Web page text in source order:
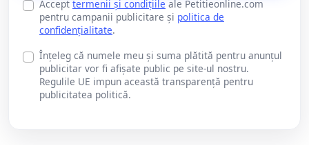
Accept termenii și condițiile ale Petitieonline.com
pentru campanii publicitare și politica de
confidențialitate.
Înțeleg că numele meu și suma plătită pentru anunțul
publicitar vor fi afișate public pe site-ul nostru.
Regulile UE impun această transparență pentru
publicitatea politică.